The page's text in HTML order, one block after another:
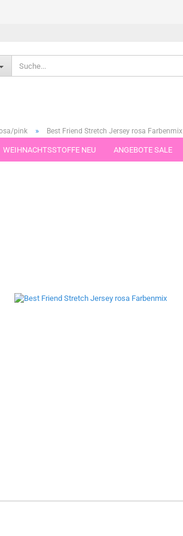
WEIHNACHTSSTOFFE NEU ANGEBOTE SALE
pink » Best Friend Stretch Jersey rosa Farbenmix
Artikel in dieser Kategorie